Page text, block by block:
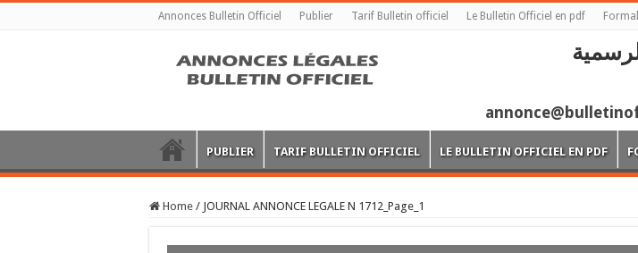
Annonces Bulletin Officiel Publier Tarif Bulletin officiel Le Bulletin Officiel en pdf
PUBLIER TARIF BULLETIN OFFICIEL LE BULLETIN OFFICIEL EN PDF
Home / JOURNAL ANNONCE LEGALE N 1712_Page_1